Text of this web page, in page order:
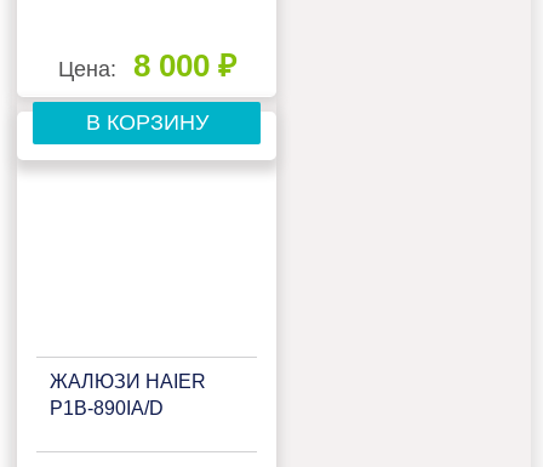
Цена: 8 000 ₽
В КОРЗИНУ
ЖАЛЮЗИ HAIER
P1B-890IA/D